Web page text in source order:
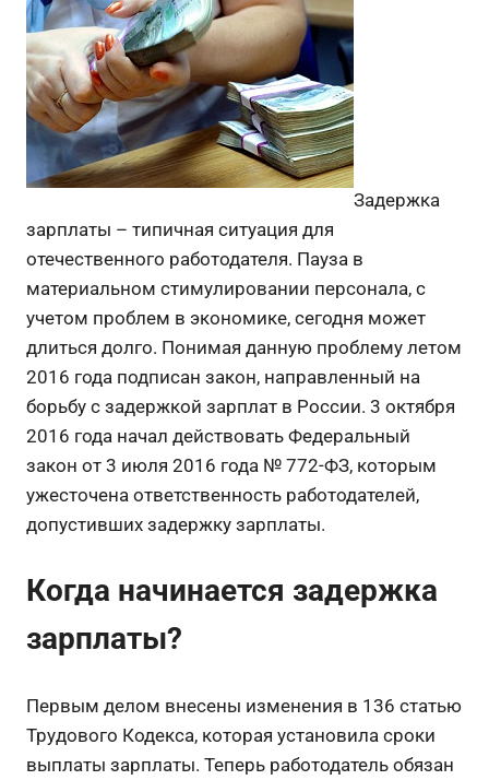
Задержка
зарплаты – типичная ситуация для
отечественного работодателя. Пауза в
материальном стимулировании персонала, с
учетом проблем в экономике, сегодня может
длиться долго. Понимая данную проблему летом
2016 года подписан закон, направленный на
борьбу с задержкой зарплат в России. 3 октября
2016 года начал действовать Федеральный
закон от 3 июля 2016 года № 772-ФЗ, которым
ужесточена ответственность работодателей,
допустивших задержку зарплаты.
Когда начинается задержка
зарплаты?
Первым делом внесены изменения в 136 статью
Трудового Кодекса, которая установила сроки
выплаты зарплаты. Теперь работодатель обязан